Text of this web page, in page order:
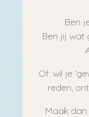
Ben
Ben jij wat
Of: wil je
reden,
Maak